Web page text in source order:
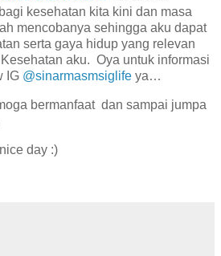
kesehatan kita kini dan masa
mencobanya sehingga aku dapat
serta gaya hidup yang relevan
aku. Oya untuk informasi
IG @sinarmasmsiglife ya…
bermanfaat dan sampai jumpa
day :)